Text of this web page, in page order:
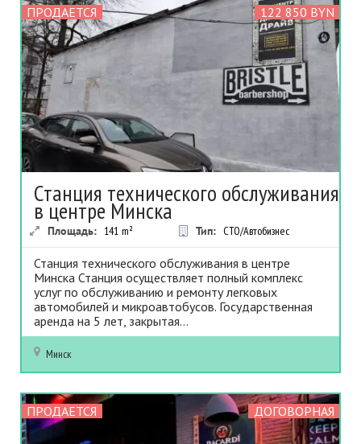
ПРОДАЕТСЯ 122 850 BYN
Станция технического обслуживания
в центре Минска
Площадь: 141 m² Тип: СТО/Автобизнес
Станция технического обслуживания в центре
Минска Станция осуществляет полный комплекс
услуг по обслуживанию и ремонту легковых
автомобилей и микроавтобусов. Государственная
аренда на 5 лет, закрытая...
Минск
ПРОДАЕТСЯ ДОГОВОРНАЯ